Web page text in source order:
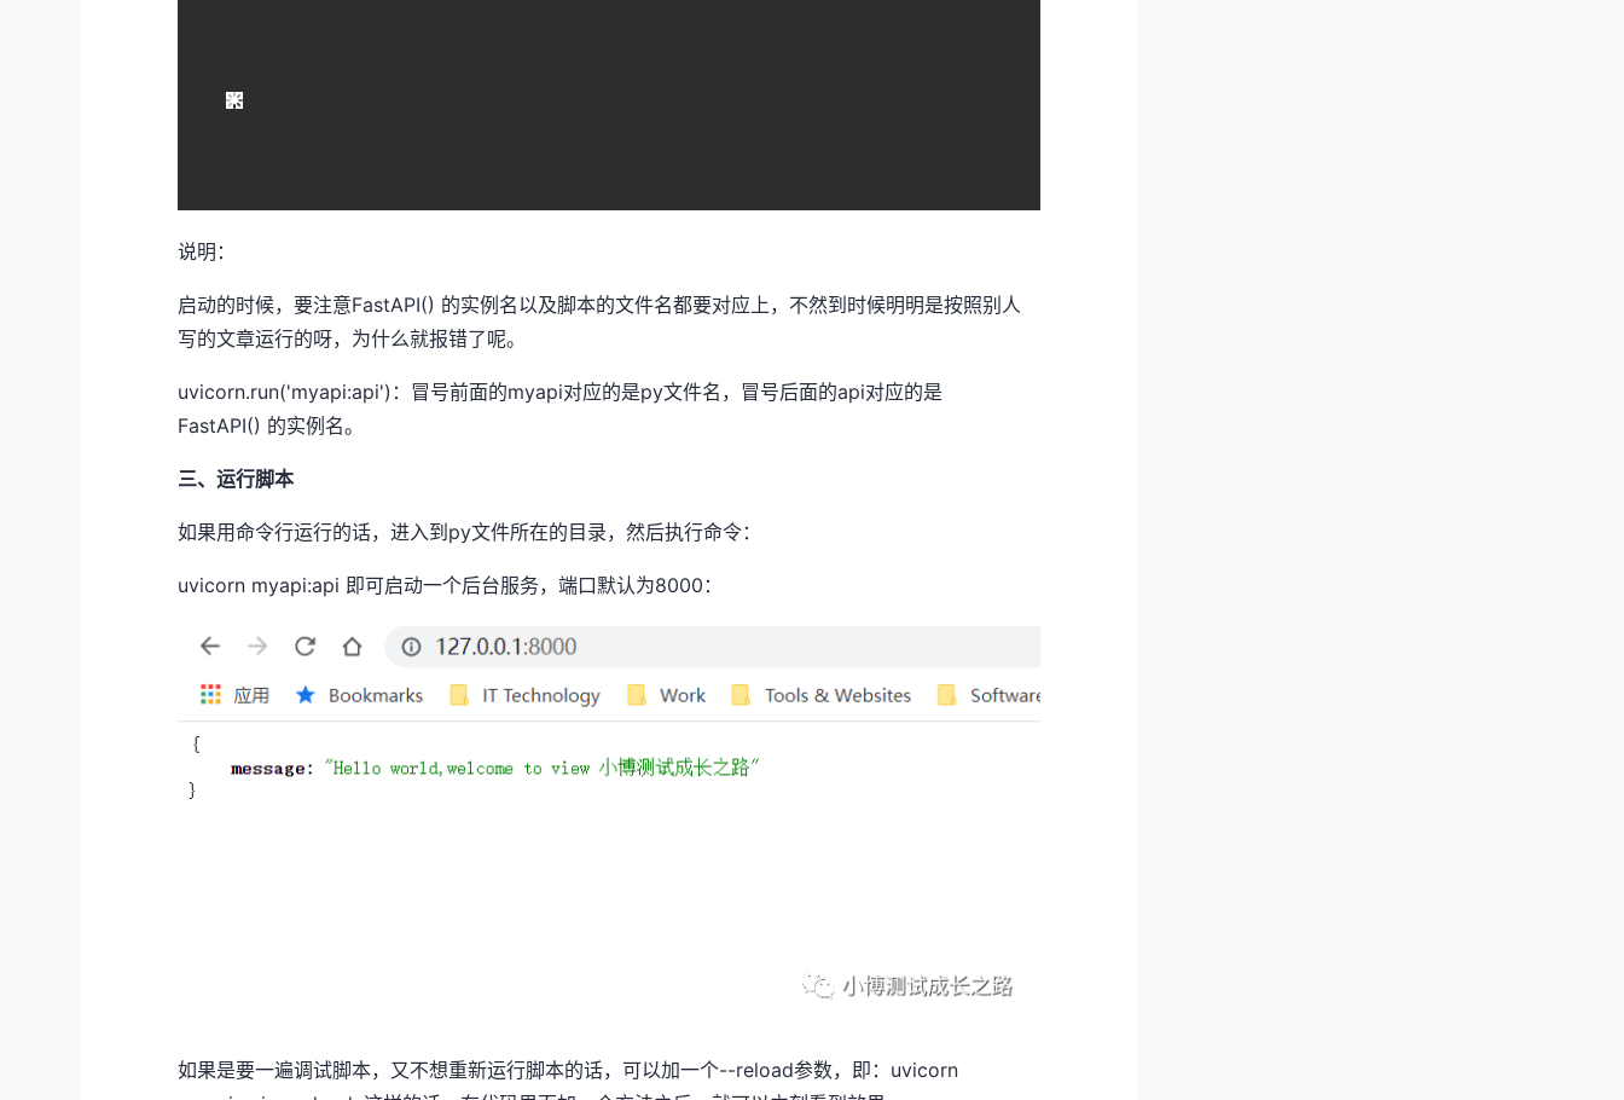
说明：
启动的时候，要注意FastAPI() 的实例名以及脚本的文件名都要对应上，不然到时候明明是按照别人
写的文章运行的呀，为什么就报错了呢。
uvicorn.run('myapi:api')：冒号前面的myapi对应的是py文件名，冒号后面的api对应的是
FastAPI() 的实例名。
三、运行脚本
如果用命令行运行的话，进入到py文件所在的目录，然后执行命令：
uvicorn myapi:api 即可启动一个后台服务，端口默认为8000：
如果是要一遍调试脚本，又不想重新运行脚本的话，可以加一个--reload参数，即：uvicorn